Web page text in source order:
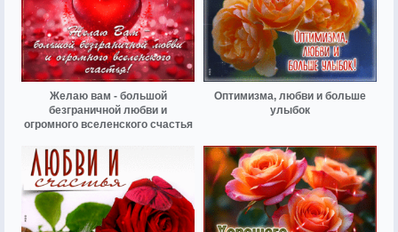
Желаю вам - большой
безграничной любви и
огромного вселенского счастья
Оптимизма, любви и больше
улыбок